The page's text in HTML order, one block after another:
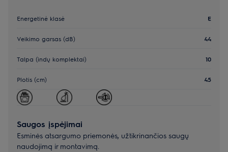
Energetinė klasė E
Veikimo garsas (dB) 44
Talpa (indų komplektai) 10
Plotis (cm) 45
Saugos įspėjimai
Esminės atsargumo priemonės, užtikrinančios saugų
naudojimą ir montavimą.